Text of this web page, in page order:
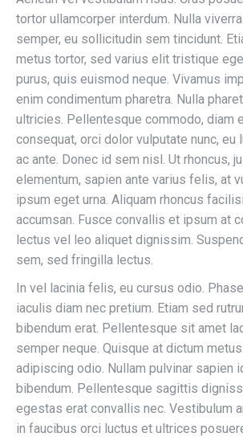
tortor ullamcorper interdum. Nulla
semper, eu sollicitudin sem tincidunt.
metus tortor, sed varius elit tristique
purus, quis euismod neque. Vivamus
enim condimentum pharetra. Nulla
ultricies. Pellentesque commodo, diam
consequat, orci dolor vulputate nunc,
ac ante. Donec id sem nisl. Ut rhoncus,
elementum, sapien ante varius felis, at
ipsum eget urna. Aliquam rhoncus
accumsan. Fusce convallis et ipsum at
lectus vel leo aliquet dignissim.
sem, sed fringilla lectus.
In vel lacinia felis, eu cursus odio.
iaculis diam nec pretium. Etiam sed
bibendum erat. Pellentesque sit amet
semper neque. Quisque at dictum
adipiscing odio. Nullam pulvinar sapien
bibendum. Pellentesque sagittis
egestas erat convallis nec. Vestibulum
in faucibus orci luctus et ultrices